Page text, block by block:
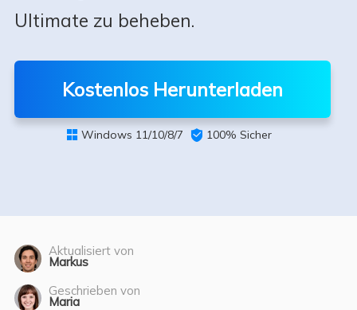
Ultimate zu beheben.
Kostenlos Herunterladen
 Windows 11/10/8/7  100% Sicher
Aktualisiert von
Markus
Geschrieben von
Maria